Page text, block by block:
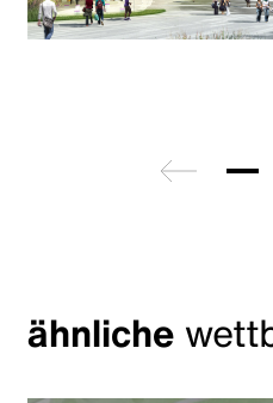
zurück
ähnliche